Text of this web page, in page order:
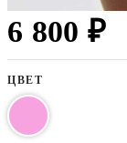
6 800 ₽
ЦВЕТ